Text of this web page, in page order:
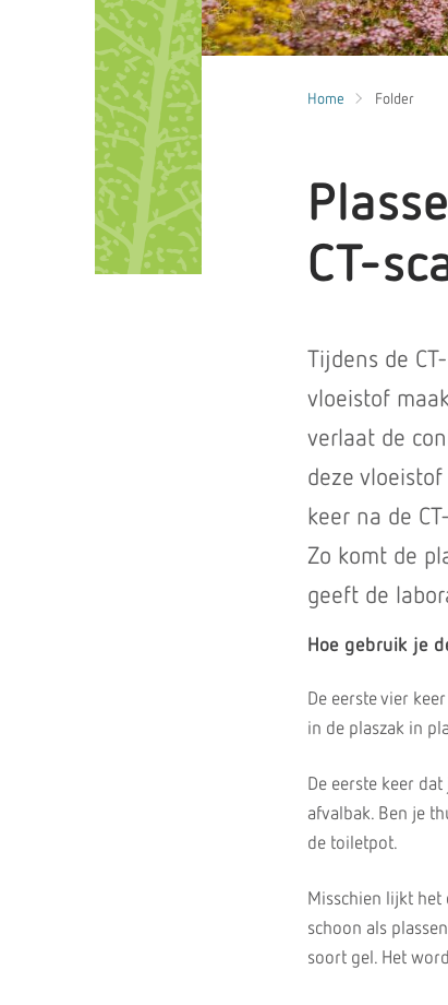
Home Folder
CT-
Tijdens de
vloeistof
verlaat de
deze
keer na de
Zo komt de
geeft de
Hoe gebruik je
De eerste vier
in de plaszak in
De eerste keer
afvalbak. Ben je
de toiletpot.
Misschien lijkt het
schoon als
soort gel. Het